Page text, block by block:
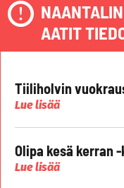
AATIT
Tiiliholvin
Lue lisää
Olipa kesä kerran
Lue lisää